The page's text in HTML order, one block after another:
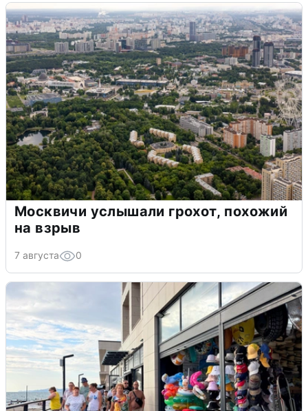
Москвичи услышали грохот, похожий
на взрыв
7 августа 0